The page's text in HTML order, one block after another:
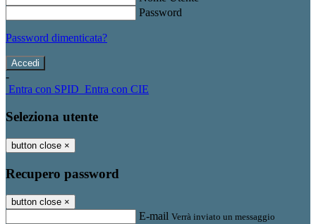
Password
Password dimenticata?
-
Entra con SPID Entra con CIE
Seleziona utente
button close ×
Recupero password
button close ×
E-mail Verrà inviato un messaggio